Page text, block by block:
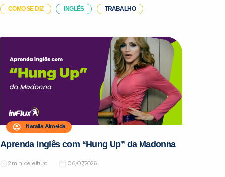
COMO SE DIZ INGLÊS TRABALHO
Natalia Almeida
Aprenda inglês com “Hung Up” da Madonna
de leitura 06/07/2026